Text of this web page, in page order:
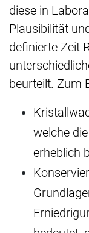
diese in
Plausibilität
definierte Zeit
beurteilt. Zum
welche
erheblich